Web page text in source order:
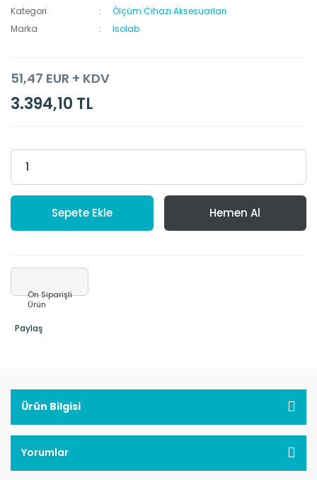
Kategori
Ölçüm Cihazı Aksesuarları
Marka
Isolab
51,47 EUR + KDV
3.394,10 TL
Sepete Ekle Hemen Al
Ön Siparişli
Ürün
Paylaş
Ürün Bilgisi
Yorumlar